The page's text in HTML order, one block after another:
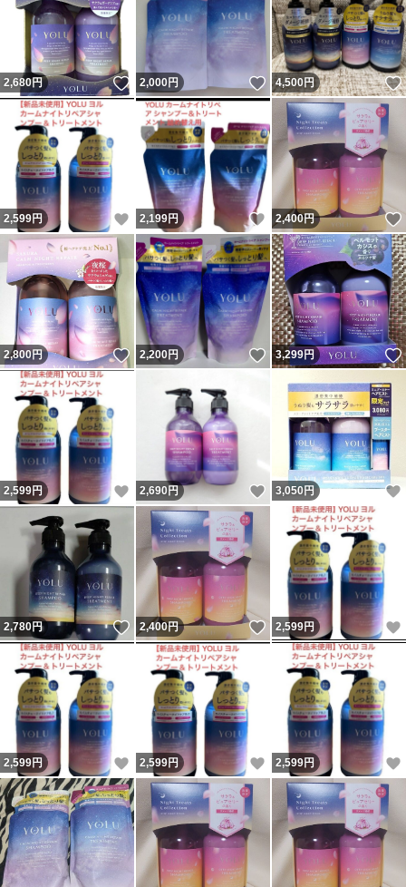
2,680円 いいね！
2,000円 いいね！
4,500円
2,599円 いいね！
2,199円 いいね！
2,400円
2,800円 いいね！
2,200円 いいね！
3,299円
2,599円 いいね！
2,690円 いいね！
3,050円
2,780円 いいね！
2,400円 いいね！
2,599円
2,599円 いいね！
2,599円 いいね！
2,599円